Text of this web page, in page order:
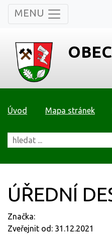
MENU
Úvod Mapa stránek
ÚŘEDNÍ
Značka:
Zveřejnit od: 31.12.2021